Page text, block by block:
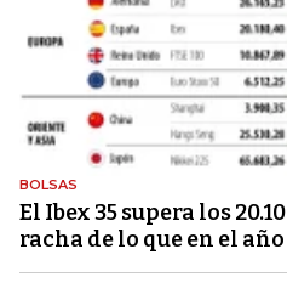
BOLSAS
El Ibex 35 supera los
racha de lo que en el año